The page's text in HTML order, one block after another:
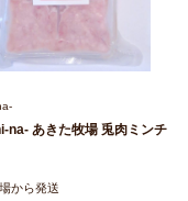
あきた牧場 兎肉ミンチ
から発送